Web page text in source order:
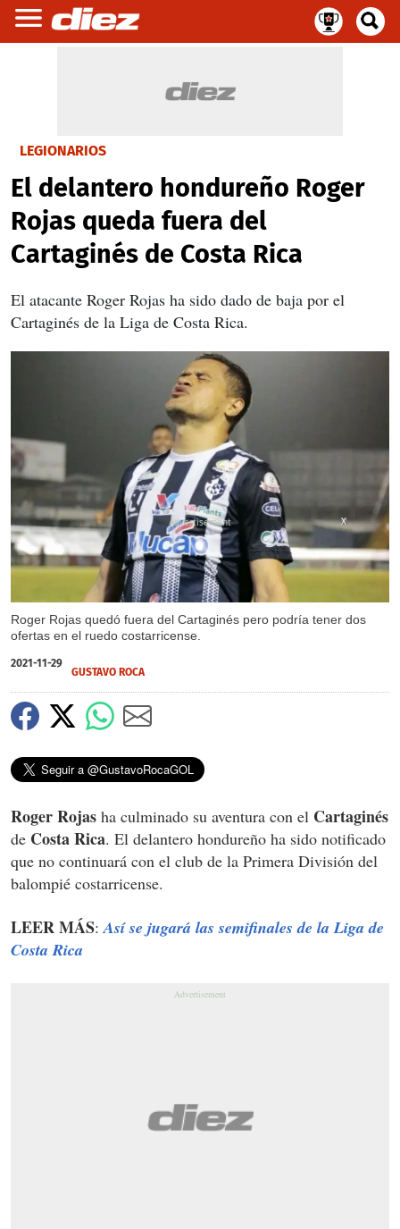
LEGIONARIOS
El delantero hondureño Roger
Rojas queda fuera del
Cartaginés de Costa Rica
El atacante Roger Rojas ha sido dado de baja por el
Cartaginés de la Liga de Costa Rica.
Roger Rojas quedó fuera del Cartaginés pero podría tener dos
ofertas en el ruedo costarricense.
X
2021-11-29
GUSTAVO ROCA
Roger Rojas ha culminado su aventura con el Cartaginés
de Costa Rica. El delantero hondureño ha sido notificado
que no continuará con el club de la Primera División del
balompié costarricense.
LEER MÁS:Así se jugará las semifinales de la Liga de
Costa Rica